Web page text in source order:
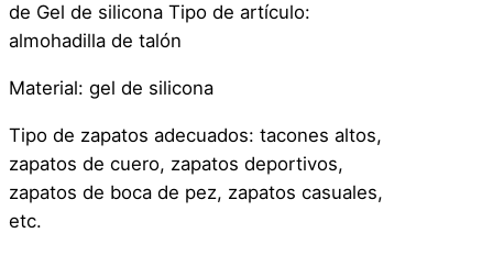
de Gel de silicona Tipo de artículo:
almohadilla de talón
Material: gel de silicona
Tipo de zapatos adecuados: tacones altos,
zapatos de cuero, zapatos deportivos,
zapatos de boca de pez, zapatos casuales,
etc.